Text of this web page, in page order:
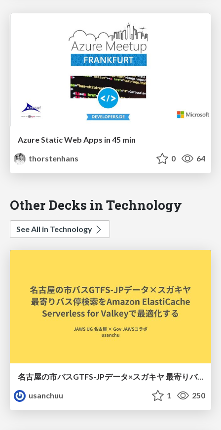
Azure Static Web Apps in 45 min
thorstenhans
0 64
Other Decks in Technology
See All in Technology
名古屋の市バスGTFS-JPデータ×スガキヤ 最寄りバス停検索をAmazon ElastiCache Serverless for Valkeyで最適化する
usanchuu
1 250